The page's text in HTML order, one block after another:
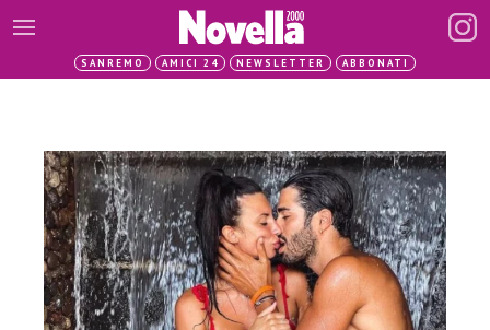
SANREMO AMICI 24 NEWSLETTER ABBONATI